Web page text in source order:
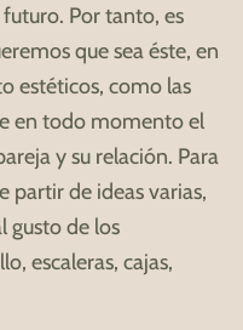
Por tanto, es
que sea éste, en
estéticos, como las
en todo momento el
y su relación. Para
partir de ideas varias,
gusto de los
escaleras, cajas,